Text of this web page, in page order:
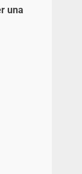
una